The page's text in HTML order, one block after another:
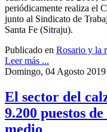
periódicamente realiza el
junto al Sindicato de
Santa Fe (Sitraju).
Publicado en Rosario y la
Leer más ...
Domingo, 04 Agosto 2019
El sector del
9.200 puestos
medio